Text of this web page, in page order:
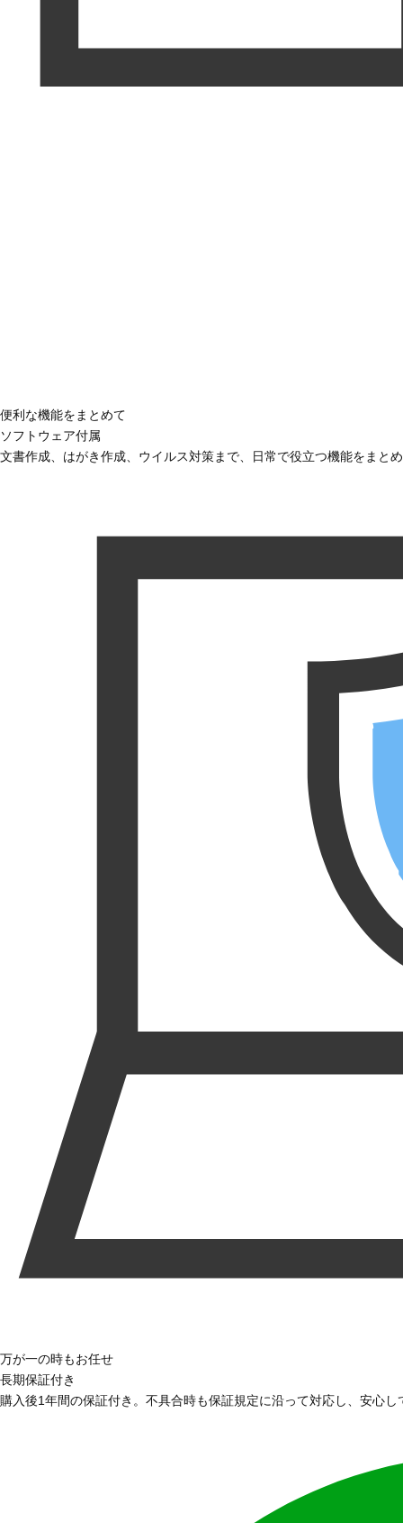
便利な機能をまとめて
ソフトウェア付属
文書作成、はがき作成、ウイルス対策まで、日常で役立つ機能をまと
万が一の時もお任せ
長期保証付き
購入後1年間の保証付き。不具合時も保証規定に沿って対応し、安心